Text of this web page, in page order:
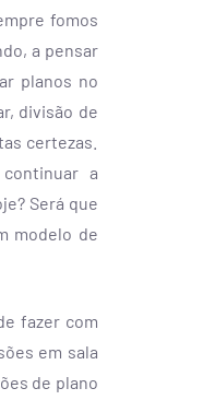
fomos
a pensar
planos no
divisão de
certezas.
a
Será que
modelo de
fazer com
em sala
de plano